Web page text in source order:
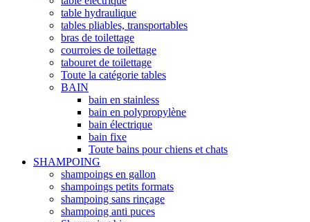
table hydraulique
tables pliables, transportables
bras de toilettage
courroies de toilettage
tabouret de toilettage
Toute la catégorie tables
BAIN
bain en stainless
bain en polypropylène
bain électrique
bain fixe
Toute bains pour chiens et chats
SHAMPOING
shampoings en gallon
shampoings petits formats
shampoing sans rinçage
shampoing anti puces